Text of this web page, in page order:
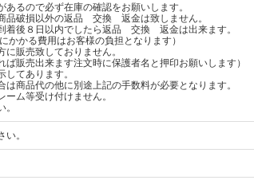
るので必ず在庫の確認をお願いします。
品破損以外の返品 交換 返金は致しません。
後８日以内でしたら返品 交換 返金は出来ます。
かる費用はお客様の負担となります）
に販売致しておりません。
販売出来ます注文時に保護者名と押印お願いします）
してあります。
は商品代の他に別途上記の手数料が必要となります。
ーム等受け付けません。
。